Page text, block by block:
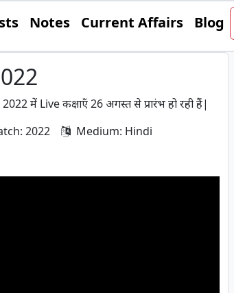
Notes Current Affairs Blog
2022 में Live कक्षाएँ 26 अगस्त से प्रारंभ हो रही हैं|
2022
Medium: Hindi